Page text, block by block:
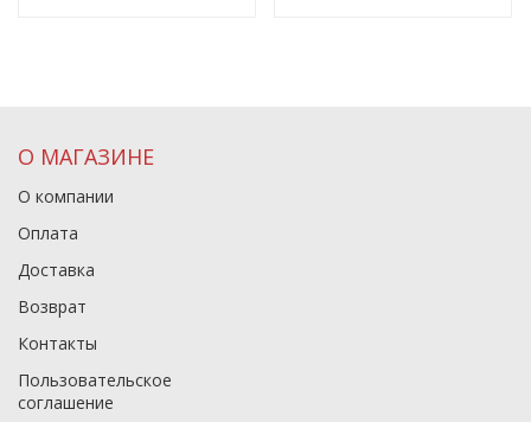
О МАГАЗИНЕ
О компании
Оплата
Доставка
Возврат
Контакты
Пользовательское
соглашение